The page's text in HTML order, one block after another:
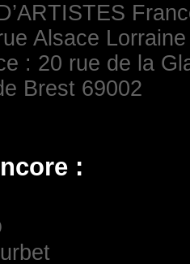
Alsace
: 20 rue de la
Brest 69002
: